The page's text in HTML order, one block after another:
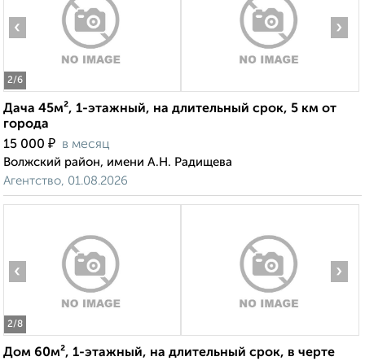
2/6
‹ ›
Дача 45м², 1-этажный, на длительный срок, 5 км от
города
15 000 ₽ в месяц
Волжский район, имени А.Н. Радищева
Агентство, 01.08.2026
2/8
‹ ›
Дом 60м², 1-этажный, на длительный срок, в черте